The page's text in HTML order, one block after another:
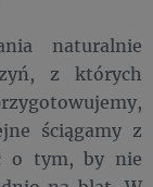
naturalnie
z których
ściągamy z
o tym, by nie